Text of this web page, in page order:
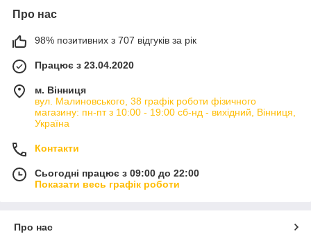
Про нас
98% позитивних з 707 відгуків за рік
Працює з 23.04.2020
м. Вінниця
вул. Малиновського, 38 графік роботи фізичного
магазину: пн-пт з 10:00 - 19:00 сб-нд - вихідний, Вінниця,
Україна
Контакти
Сьогодні працює з 09:00 до 22:00
Показати весь графік роботи
Про нас